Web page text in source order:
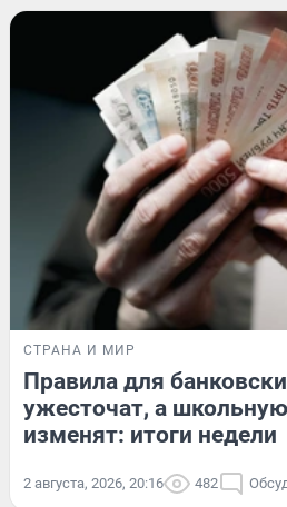
СТРАНА И МИР
Правила для
ужесточат, а
изменят: итоги недели
2 августа, 2026, 20:16 482